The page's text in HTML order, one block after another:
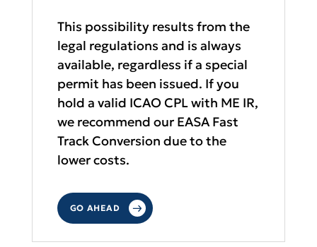
This possibility results from the
legal regulations and is always
available, regardless if a special
permit has been issued. If you
hold a valid ICAO CPL with ME IR,
we recommend our EASA Fast
Track Conversion due to the
lower costs.
GO AHEAD